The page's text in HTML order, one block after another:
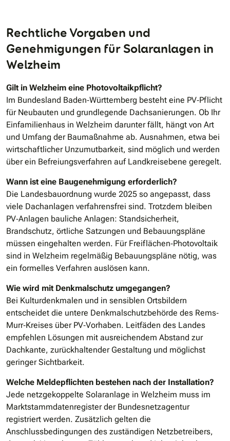
Rechtliche Vorgaben und
Genehmigungen für Solaranlagen in
Welzheim
Gilt in Welzheim eine Photovoltaikpflicht?
Im Bundesland Baden‐Württemberg besteht eine PV‐Pflicht
für Neubauten und grundlegende Dachsanierungen. Ob Ihr
Einfamilienhaus in Welzheim darunter fällt, hängt von Art
und Umfang der Baumaßnahme ab. Ausnahmen, etwa bei
wirtschaftlicher Unzumutbarkeit, sind möglich und werden
über ein Befreiungsverfahren auf Landkreisebene geregelt.
Wann ist eine Baugenehmigung erforderlich?
Die Landesbauordnung wurde 2025 so angepasst, dass
viele Dachanlagen verfahrensfrei sind. Trotzdem bleiben
PV‐Anlagen bauliche Anlagen: Standsicherheit,
Brandschutz, örtliche Satzungen und Bebauungspläne
müssen eingehalten werden. Für Freiflächen‐Photovoltaik
sind in Welzheim regelmäßig Bebauungspläne nötig, was
ein formelles Verfahren auslösen kann.
Wie wird mit Denkmalschutz umgegangen?
Bei Kulturdenkmalen und in sensiblen Ortsbildern
entscheidet die untere Denkmalschutzbehörde des Rems‐
Murr‐Kreises über PV‐Vorhaben. Leitfäden des Landes
empfehlen Lösungen mit ausreichendem Abstand zur
Dachkante, zurückhaltender Gestaltung und möglichst
geringer Sichtbarkeit.
Welche Meldepflichten bestehen nach der Installation?
Jede netzgekoppelte Solaranlage in Welzheim muss im
Marktstammdatenregister der Bundesnetzagentur
registriert werden. Zusätzlich gelten die
Anschlussbedingungen des zuständigen Netzbetreibers,